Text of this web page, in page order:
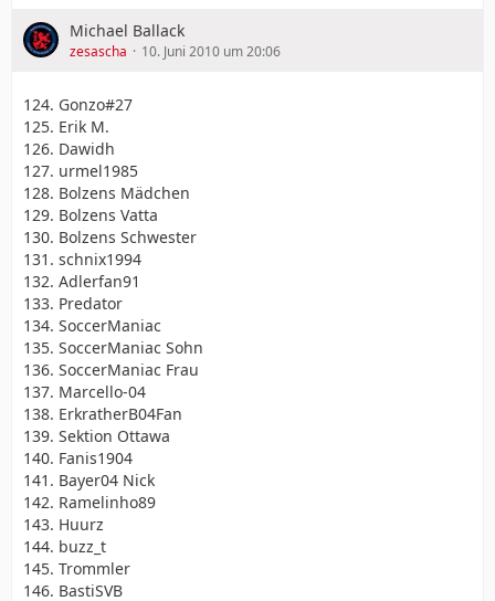
Michael Ballack
zesascha 10. Juni 2010 um 20:06
124. Gonzo#27
125. Erik M.
126. Dawidh
127. urmel1985
128. Bolzens Mädchen
129. Bolzens Vatta
130. Bolzens Schwester
131. schnix1994
132. Adlerfan91
133. Predator
134. SoccerManiac
135. SoccerManiac Sohn
136. SoccerManiac Frau
137. Marcello-04
138. ErkratherB04Fan
139. Sektion Ottawa
140. Fanis1904
141. Bayer04 Nick
142. Ramelinho89
143. Huurz
144. buzz_t
145. Trommler
146. BastiSVB